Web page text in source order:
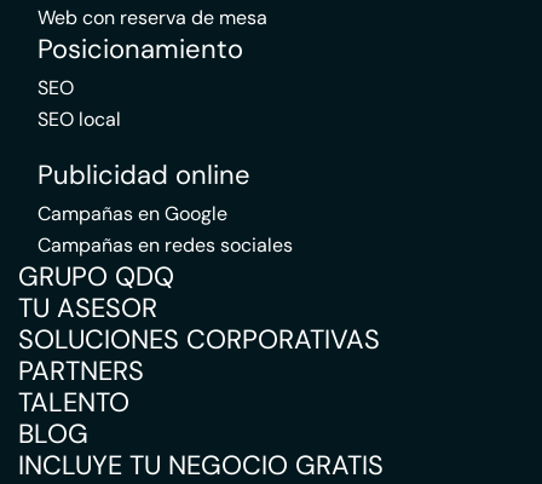
Web con reserva de mesa
Posicionamiento
SEO
SEO local
Publicidad online
Campañas en Google
Campañas en redes sociales
GRUPO QDQ
TU ASESOR
SOLUCIONES CORPORATIVAS
PARTNERS
TALENTO
BLOG
INCLUYE TU NEGOCIO GRATIS